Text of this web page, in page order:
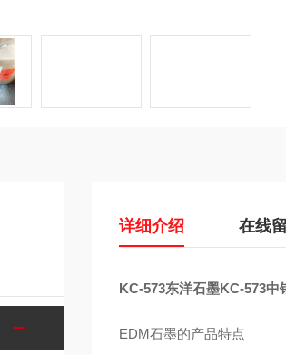
详细介绍 在线
KC-573东洋石墨KC-573中
EDM石墨的产品特点